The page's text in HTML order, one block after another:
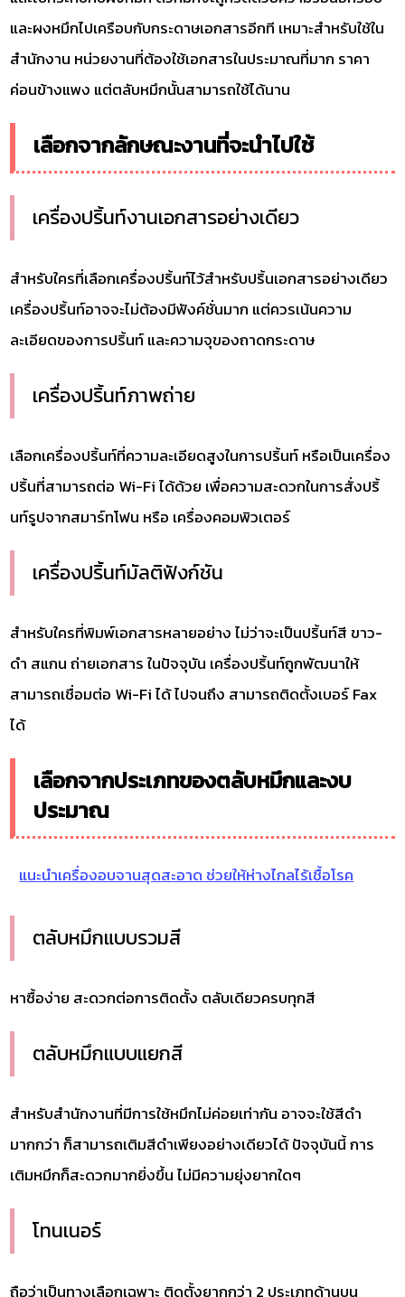
และผงหมึกไปเครือบกับกระดาษเอกสารอีกที เหมาะสำหรับใช้ใน
สำนักงาน หน่วยงานที่ต้องใช้เอกสารในประมาณที่มาก ราคา
ค่อนข้างแพง แต่ตลับหมึกนั้นสามารถใช้ได้นาน
เลือกจากลักษณะงานที่จะนำไปใช้
เครื่องปริ้นท์งานเอกสารอย่างเดียว
สำหรับใครที่เลือกเครื่องปริ้นท์ไว้สำหรับปริ้นเอกสารอย่างเดียว
เครื่องปริ้นท์อาจจะไม่ต้องมีฟังค์ชั่นมาก แต่ควรเน้นความ
ละเอียดของการปริ้นท์ และความจุของถาดกระดาษ
เครื่องปริ้นท์ภาพถ่าย
เลือกเครื่องปริ้นท์ที่ความละเอียดสูงในการปริ้นท์ หรือเป็นเครื่อง
ปริ้นที่สามารถต่อ Wi-Fi ได้ด้วย เพื่อความสะดวกในการสั่งปริ้
นท์รูปจากสมาร์ทโฟน หรือ เครื่องคอมพิวเตอร์
เครื่องปริ้นท์มัลติฟังก์ชัน
สำหรับใครที่พิมพ์เอกสารหลายอย่าง ไม่ว่าจะเป็นปริ้นท์สี ขาว-
ดำ สแกน ถ่ายเอกสาร ในปัจจุบัน เครื่องปริ้นท์ถูกพัฒนาให้
สามารถเชื่อมต่อ Wi-Fi ได้ ไปจนถึง สามารถติดตั้งเบอร์ Fax
ได้
เลือกจากประเภทของตลับหมึกและงบ
ประมาณ
แนะนำเครื่องอบจานสุดสะอาด ช่วยให้ห่างไกลไร้เชื้อโรค
ตลับหมึกแบบรวมสี
หาซื้อง่าย สะดวกต่อการติดตั้ง ตลับเดียวครบทุกสี
ตลับหมึกแบบแยกสี
สำหรับสำนักงานที่มีการใช้หมึกไม่ค่อยเท่ากัน อาจจะใช้สีดำ
มากกว่า ก็สามารถเติมสีดำเพียงอย่างเดียวได้ ปัจจุบันนี้ การ
เติมหมึกก็สะดวกมากยิ่งขึ้น ไม่มีความยุ่งยากใดๆ
โทนเนอร์
ถือว่าเป็นทางเลือกเฉพาะ ติดตั้งยากกว่า 2 ประเภทด้านบน